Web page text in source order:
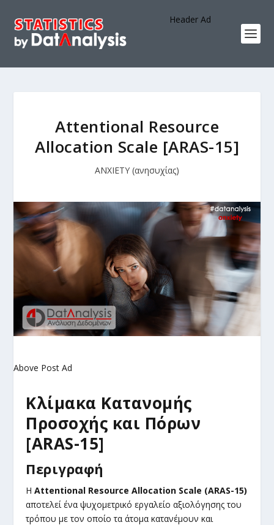
Header Ad
Attentional Resource
Allocation Scale [ARAS-15]
ANXIETY (ανησυχίας)
Above Post Ad
Κλίμακα Κατανομής
Προσοχής και Πόρων
[ARAS-15]
Περιγραφή
ΗAttentional Resource Allocation Scale (ARAS-15)
αποτελεί ένα ψυχομετρικό εργαλείο αξιολόγησης του
τρόπου με τον οποίο τα άτομα κατανέμουν και